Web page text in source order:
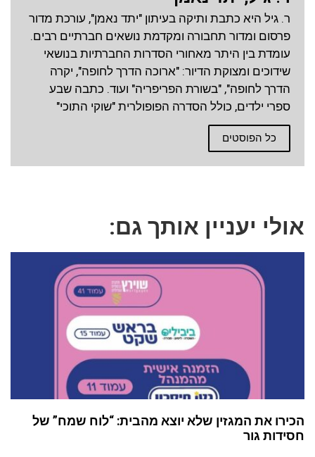
ר. גיל היא כתבת ותיקה בעיתון "יתד נאמן", עורכת מדור
פרסום ומדור תחבורה ומקדמת נושאים חברתיים רבים.
עומדת בין היתר מאחורי הסדרות החברתיות בנושאי
שידוכים ומצוקת הדיור: "ארוכה הדרך לחופה", יקרה
הדרך לחופה", "בשורת הפריפריה" ועוד. כתבה שבע
ספרי ילדים, כולל הסדרה הפופולרית "שוקי התוכי"
כל הפוסטים
אולי יעניין אותך גם:
הכירו את המגזין שלא יוצא מהבית: “לוח שמח” של
חסידות גור